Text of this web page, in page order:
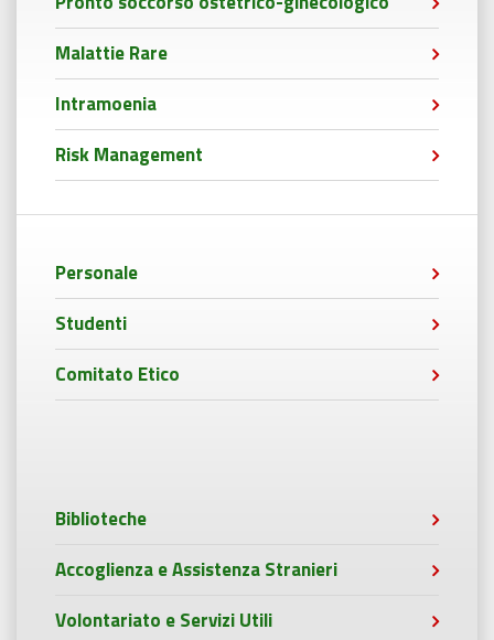
Malattie Rare
Intramoenia
Risk Management
Personale
Studenti
Comitato Etico
Biblioteche
Accoglienza e Assistenza Stranieri
Volontariato e Servizi Utili